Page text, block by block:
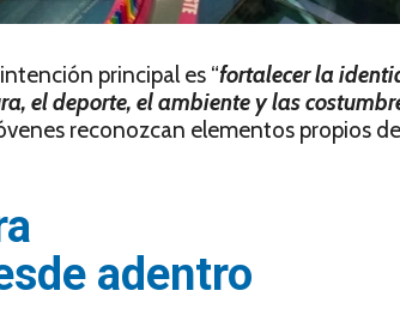
principal es “fortalecer la
el deporte, el ambiente y las
reconozcan elementos propios
adentro